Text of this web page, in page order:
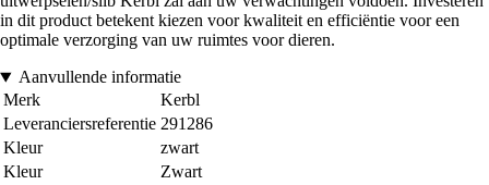
in dit product betekent kiezen voor kwaliteit en efficiëntie voor een
optimale verzorging van uw ruimtes voor dieren.
Aanvullende informatie
Merk
Kerbl
Leveranciersreferentie 291286
Kleur
zwart
Kleur
Zwart